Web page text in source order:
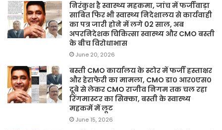
निरंकुश है स्वास्थ्य महकमा, जांच में फर्जीवाड़ा
साबित फिर भी स्वास्थ्य निदेशालय से कार्यवाही
का पत्र जारी होने में लगे 02 साल, अब
अपरनिदेशक चिकित्सा स्वास्थ्य और CMO बस्ती
के बीच विरोधाभास
June 20, 2026
बस्ती CMO कार्यालय के स्टोर में फर्जी हस्ताक्षर
और हेराफेरी का मामला, CMO डा० आर०एस०
दूबे से लेकर CMO राजीव निगम तक चल रहा
रिंगमास्टर का सिक्का, बस्ती के स्वास्थ्य
महकमें में लूट
June 15, 2026